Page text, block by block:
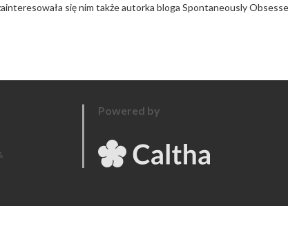
się nim także autorka bloga Spontaneously
Powered by